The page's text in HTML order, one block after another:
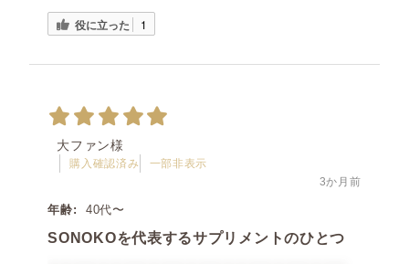
役に立った 1
大ファン様
購入確認済み
一部非表示
3か月前
年齢: 40代〜
SONOKOを代表するサプリメントのひとつ